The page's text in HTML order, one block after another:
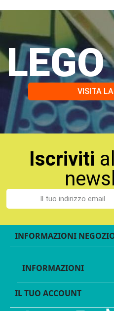
VISITA
Iscriviti
INFORMAZIONI
INFORMAZIONI
IL TUO ACCOUNT